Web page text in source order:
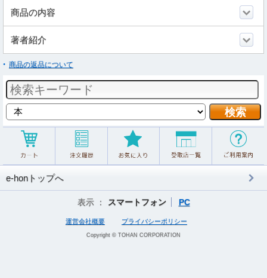
商品の内容
著者紹介
商品の返品について
e-honトップへ
表示 ： スマートフォン PC
運営会社概要 プライバシーポリシー
Copyright © TOHAN CORPORATION